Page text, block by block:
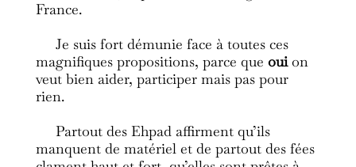
France.
Je suis fort démunie face à toutes ces
magnifiques propositions, parce que ouion
veut bien aider, participer mais pas pour
rien.
Partout des Ehpad affirment qu’ils
manquent de matériel et de partout des fées